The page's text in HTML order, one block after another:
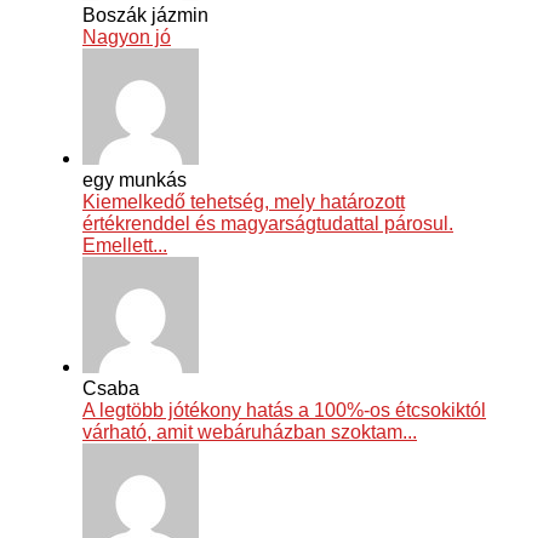
Boszák jázmin
Nagyon jó
egy munkás
Kiemelkedő tehetség, mely határozott
értékrenddel és magyarságtudattal párosul.
Emellett...
Csaba
A legtöbb jótékony hatás a 100%-os étcsokiktól
várható, amit webáruházban szoktam...